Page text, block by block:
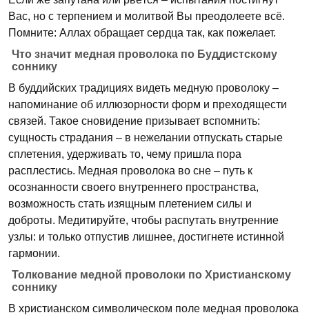
Вас, но с терпением и молитвой Вы преодолеете всё.
Помните: Аллах обращает сердца так, как пожелает.
Что значит медная проволока по Буддистскому
соннику
В буддийских традициях видеть медную проволоку –
напоминание об иллюзорности форм и преходящести
связей. Такое сновидение призывает вспомнить:
сущность страдания – в нежелании отпускать старые
сплетения, удерживать то, чему пришла пора
расплестись. Медная проволока во сне – путь к
осознанности своего внутреннего пространства,
возможность стать изящным плетением силы и
доброты. Медитируйте, чтобы распутать внутренние
узлы: и только отпустив лишнее, достигнете истинной
гармонии.
Толкование медной проволоки по Христианскому
соннику
В христианском символическом поле медная проволока